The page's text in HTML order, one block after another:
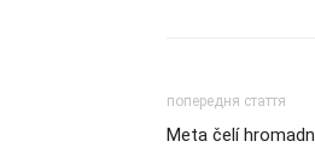
попередня стаття
Meta čelí